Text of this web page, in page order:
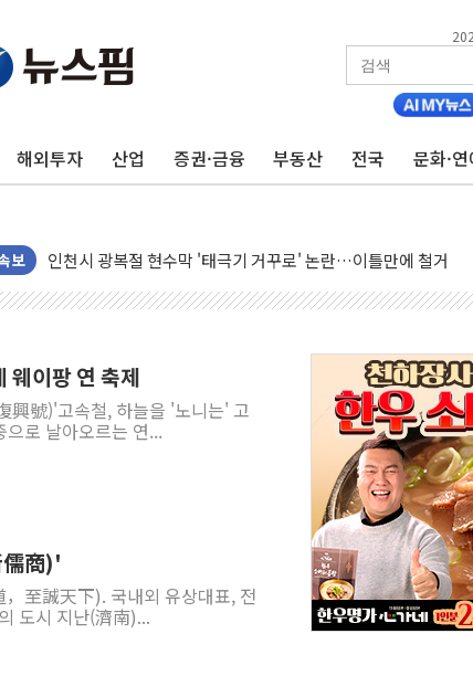
해외투자 산업 증권·금융 부동산 전국 문화·
보
최태원, 노소영에 9440억 지급 확정되나…재상고 앞두고 막판
하나금융, 명동 소상공인에 '행복상자' 전달
병무청, 보충역 전면 손질… 예술·체육요원 최대 33% 감축
홈플러스發 대형마트 판매, 역대 최대폭 감소한 9.4%↓…유통
'호우·산사태 주의보' 울진 시간당 30mm 강한 비...호우 피해
여야, 황희 '버스 하우스' 공방…野 "청년 우롱 기괴" vs 與 "송
풀무원재단, '국제과학연극제 2026'서 어린이 과학연극 2편 수
현대그린푸드 '텍사스로드하우스' 잠실점, 직장인 핫플레이스
與 "세제개편안 8월 말 당정 조율 완료…초고가·비거주 1주택
경인고속도로서 차량 4대 연쇄 추돌…7세 남아 등 4명 부상
"AI가 먼저 알아채고 고친다"…LG유플러스, AI 홈네트워크 구
삼성전자, 美국립연구소와 영하 30도 극저온 난방기술 개발한
[인사] 국무조정실·국무총리비서실
세계 웨이팡 연 축제
興號)'고속철, 하늘을 '노니는' 고
로 날아오르는 연...
儒商)'
至誠天下). 국내외 유상대표, 전
도시 지난(濟南)...